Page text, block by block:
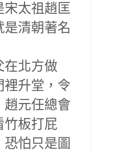
宋太祖趙匡
是清朝著名
在北方做
裡升堂，令
趙元任總會
竹板打屁
恐怕只是圖